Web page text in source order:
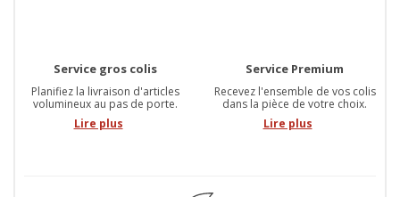
Service gros colis
Planifiez la livraison d'articles
volumineux au pas de porte.
Lire plus
Service Premium
Recevez l'ensemble de vos colis
dans la pièce de votre choix.
Lire plus